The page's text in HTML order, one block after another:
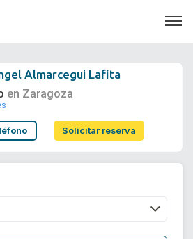
Soporte
Almarcegui Lafita
en Zaragoza
Solicitar reserva